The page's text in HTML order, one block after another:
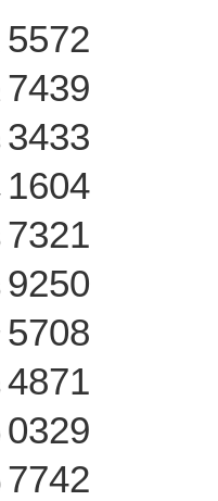
5572
7439
3433
1604
7321
9250
5708
4871
0329
7742